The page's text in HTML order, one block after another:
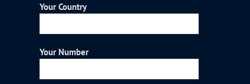
Your Country
Your Number